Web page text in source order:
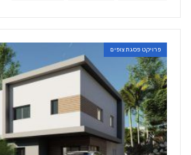
פרויקט פסגת צופים